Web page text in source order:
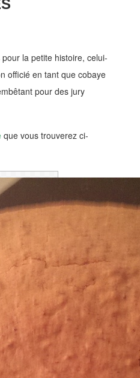
la petite histoire, celui-
officié en tant que cobaye
pour des jury
que vous trouverez ci-